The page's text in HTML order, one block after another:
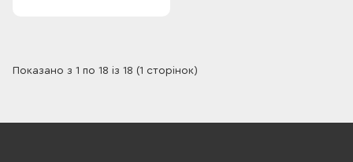
Показано з 1 по 18 із 18 (1 сторінок)